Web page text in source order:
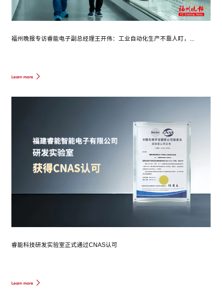
福州晚报专访睿能电子副总经理王开伟：工业自动化生产不靠人盯，...
Learn more
睿能科技研发实验室正式通过CNAS认可
Learn more